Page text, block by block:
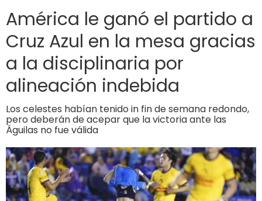
América le ganó el partido a
Cruz Azul en la mesa gracias
a la disciplinaria por
alineación indebida
Los celestes habían tenido in fin de semana redondo,
pero deberán de acepar que la victoria ante las
Águilas no fue válida